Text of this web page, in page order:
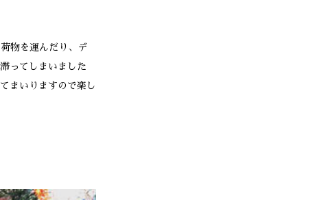
物を運んだり、デ
ってしまいました
まいりますので楽し